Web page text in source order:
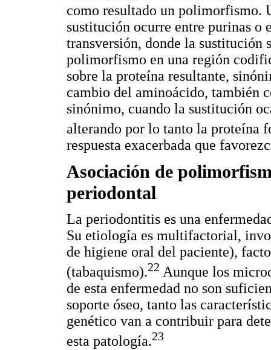
como resultado un polimorfismo.
sustitución ocurre entre purinas o
transversión, donde la sustitución
polimorfismo en una región
sobre la proteína resultante,
cambio del aminoácido, también
sinónimo, cuando la sustitución
alterando por lo tanto la proteína
respuesta exacerbada que
Asociación de
periodontal
La periodontitis es una
Su etiología es multifactorial,
de higiene oral del paciente),
(tabaquismo).22 Aunque los
de esta enfermedad no son
soporte óseo, tanto las
genético van a contribuir para
esta patología.23